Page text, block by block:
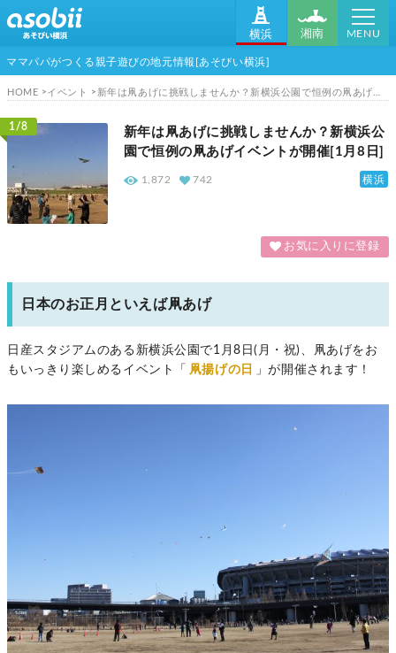
横浜 湘南 MENU
ママパパがつくる親子遊びの地元情報[あそびい横浜]
HOME イベント 新年は凧あげに挑戦しませんか？新横浜公園で恒例の凧あげイベントが開催[1月8日]
1/8
新年は凧あげに挑戦しませんか？新横浜公
園で恒例の凧あげイベントが開催[1月8日]
横浜
1,872 742
お気に入りに登録
日本のお正月といえば凧あげ
日産スタジアムのある新横浜公園で1月8日(月・祝)、凧あげをお
もいっきり楽しめるイベント「
凧揚げの日 」が開催されます！